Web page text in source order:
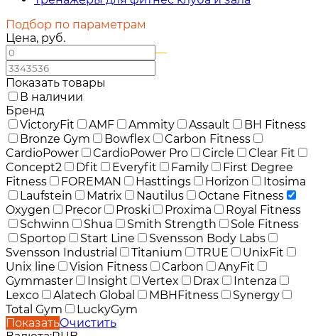
Подбор по параметрам
Цена, руб.
—
Показать товары
В наличии
Бренд
VictoryFit
AMF Ammity Assault
BH Fitness
Bronze Gym
Bowflex
Carbon Fitness
CardioPower
CardioPower Pro Circle
Clear Fit
Concept2
Dfit Everyfit Family
First Degree
Fitness
FOREMAN Hasttings Horizon
Itosima
Laufstein
Matrix Nautilus
Octane Fitness
Oxygen
Precor Proski Proxima
Royal Fitness
Schwinn
Shua Smith Strength
Sole Fitness
Sportop
Start Line
Svensson Body Labs
Svensson Industrial
Titanium TRUE
UnixFit
Unix line
Vision Fitness Carbon
AnyFit
Gymmaster
Insight Vertex Drax
Intenza
Lexco
Alatech Global MBHFitness
Synergy
Total Gym
LuckyGym
ПоказатьОчистить